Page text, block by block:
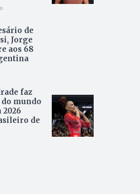
de
Jorge
aos 68
faz
mundo
2026
de